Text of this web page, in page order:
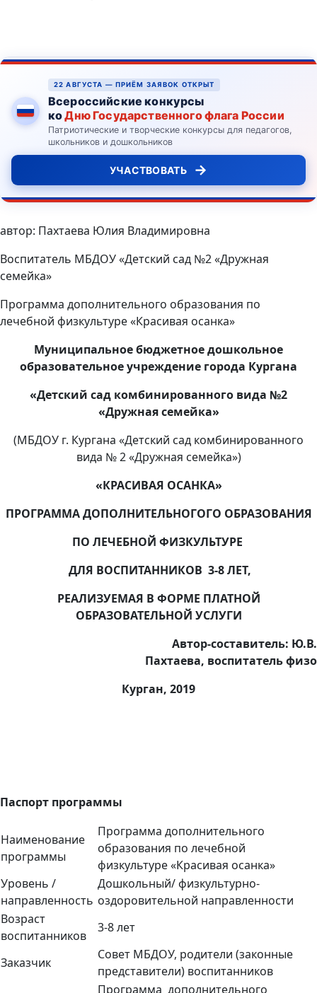
22 АВГУСТА — ПРИЁМ ЗАЯВОК ОТКРЫТ
Всероссийские конкурсы
коДню Государственного флага России
Патриотические и творческие конкурсы для педагогов,
школьников и дошкольников
УЧАСТВОВАТЬ →
автор: Пахтаева Юлия Владимировна
Воспитатель МБДОУ «Детский сад №2 «Дружная
семейка»
Программа дополнительного образования по
лечебной физкультуре «Красивая осанка»
Муниципальное бюджетное дошкольное
образовательное учреждение города Кургана
«Детский сад комбинированного вида №2
«Дружная семейка»
(МБДОУ г. Кургана «Детский сад комбинированного
вида № 2 «Дружная семейка»)
«КРАСИВАЯ ОСАНКА»
ПРОГРАММА ДОПОЛНИТЕЛЬНОГОГО ОБРАЗОВАНИЯ
ПО ЛЕЧЕБНОЙ ФИЗКУЛЬТУРЕ
ДЛЯ ВОСПИТАННИКОВ 3-8 ЛЕТ,
РЕАЛИЗУЕМАЯ В ФОРМЕ ПЛАТНОЙ
ОБРАЗОВАТЕЛЬНОЙ УСЛУГИ
Автор-составитель: Ю.В.
Пахтаева, воспитатель физо
Курган, 2019
Паспорт программы
Наименование
программы
Программа дополнительного
образования по лечебной
физкультуре «Красивая осанка»
Уровень /
направленность
Дошкольный/ физкультурно-
оздоровительной направленности
Возраст
воспитанников
3-8 лет
Заказчик
Совет МБДОУ, родители (законные
представители) воспитанников
Программа дополнительного